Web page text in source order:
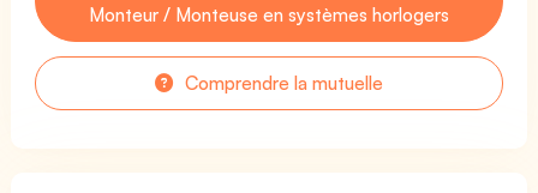
Monteur / Monteuse en systèmes horlogers
Comprendre la mutuelle